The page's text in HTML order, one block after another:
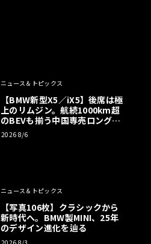
ニュース＆トピックス
【BMW新型X5／iX5】後席は極
上のリムジン。航続1000km超
のBEVも揃う中国専売ロング仕
様の全貌
2026 8/6
ニュース＆トピックス
【写真106枚】クラシックから
新時代へ。BMW製MINI、25年
のデザイン進化を辿る